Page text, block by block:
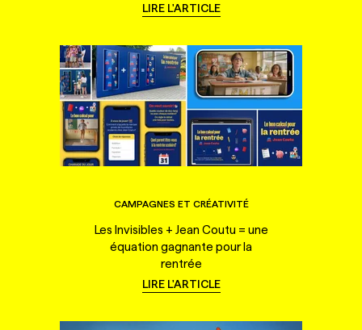
LIRE L'ARTICLE
CAMPAGNES ET CRÉATIVITÉ
Les Invisibles + Jean Coutu = une
équation gagnante pour la
rentrée
LIRE L'ARTICLE